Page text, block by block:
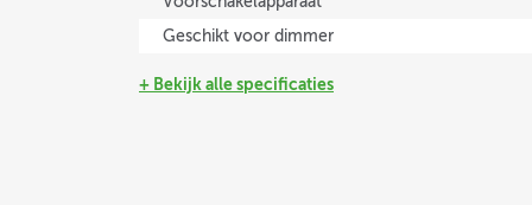
Geschikt voor dimmer
+ Bekijk alle specificaties